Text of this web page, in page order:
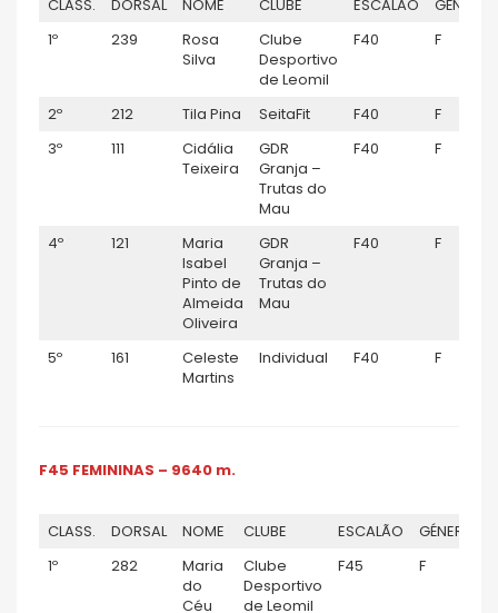
CLASS. DORSAL NOME CLUBE ESCALÃO
GÉNERO
1º
239
Rosa
Silva
Clube
Desportivo
de Leomil
F40 F
2º 212 Tila Pina SeitaFit F40
F
3º
111
Cidália
Teixeira
GDR
Granja –
Trutas do
Mau
F40 F
4º 121
Maria
Isabel
Pinto de
Almeida
Oliveira
GDR
Granja –
Trutas do
Mau
F40 F
5º 161
Celeste
Martins
Individual F40 F
F45 FEMININAS – 9640 m.
CLASS. DORSAL NOME CLUBE ESCALÃO GÉNERO
1º
282
Maria
do
Céu
Clube
Desportivo
de Leomil
F45 F